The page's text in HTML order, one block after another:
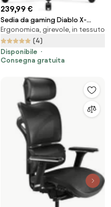
239,99 €
Sedia da gaming Diablo X-
Player 2.0 In Materiale King Size:
Cremisi-Antracite
Ergonomica, girevole, in tessuto
(4)
Disponibile
Consegna gratuita